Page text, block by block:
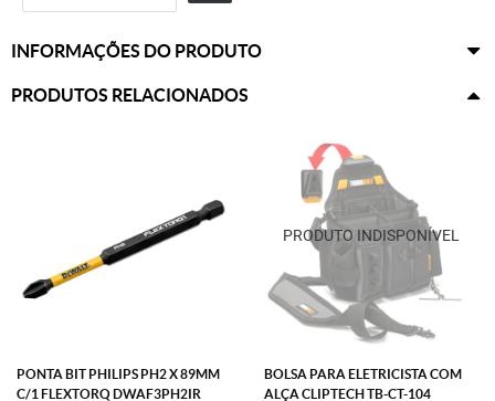
INFORMAÇÕES DO PRODUTO
PRODUTOS RELACIONADOS
PONTA BIT PHILIPS PH2 X 89MM
C/1 FLEXTORQ DWAF3PH2IR
BOLSA PARA ELETRICISTA COM
ALÇA CLIPTECH TB-CT-104